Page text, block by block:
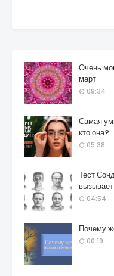
Очень
март
09:34
Самая
кто она?
05:38
Тест
04:54
Почему
00:19